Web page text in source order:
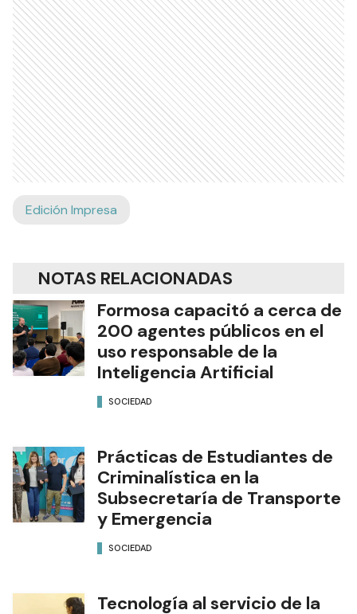
Edición Impresa
NOTAS RELACIONADAS
Formosa capacitó a cerca de
200 agentes públicos en el
uso responsable de la
Inteligencia Artificial
SOCIEDAD
Prácticas de Estudiantes de
Criminalística en la
Subsecretaría de Transporte
y Emergencia
SOCIEDAD
Tecnología al servicio de la